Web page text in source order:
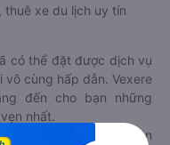
thuê xe du lịch uy tín
có thể đặt được dịch vụ
vô cùng hấp dẫn. Vexere
đến cho bạn những
nhất.
thêm các phương tiện